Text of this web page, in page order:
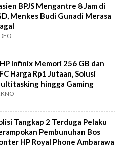
BPJS Mengantre 8 Jam di
Menkes Budi Gunadi Merasa
Infinix Memori 256 GB dan
Harga Rp1 Jutaan, Solusi
hingga Gaming
Tangkap 2 Terduga Pelaku
Pembunuhan Bos
HP Royal Phone Ambarawa